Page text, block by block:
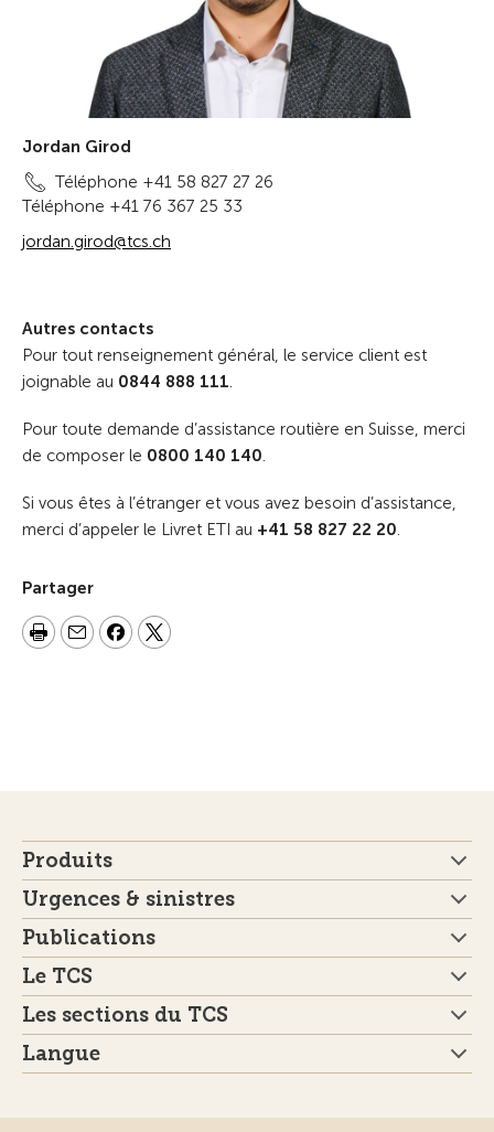
Jordan Girod
Téléphone +41 58 827 27 26
Téléphone +41 76 367 25 33
jordan.girod@tcs.ch
Autres contacts
Pour tout renseignement général, le service client est
joignable au 0844 888 111.
Pour toute demande d’assistance routière en Suisse, merci
de composer le 0800 140 140.
Si vous êtes à l’étranger et vous avez besoin d’assistance,
merci d’appeler le Livret ETI au +41 58 827 22 20.
Partager
Produits
Urgences & sinistres
Publications
Le TCS
Les sections du TCS
Langue